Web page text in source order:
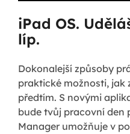
iPad OS.
líp.
Dokonalejší způsoby
praktické možnosti, jak
předtím. S novými
bude tvůj pracovní den
Manager umožňuje v